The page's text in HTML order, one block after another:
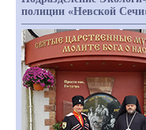
полиции «Невской